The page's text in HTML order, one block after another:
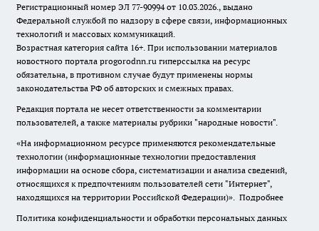
Регистрационный номер ЭЛ 77-90994 от 10.03.2026., выдано
Федеральной службой по надзору в сфере связи, информационных
технологий и массовых коммуникаций.
Возрастная категория сайта 16+. При использовании материалов
новостного портала progorodnn.ru гиперссылка на ресурс
обязательна, в противном случае будут применены нормы
законодательства РФ об авторских и смежных правах.
Редакция портала не несет ответственности за комментарии
пользователей, а также материалы рубрики "народные новости".
«На информационном ресурсе применяются рекомендательные
технологии (информационные технологии предоставления
информации на основе сбора, систематизации и анализа сведений,
относящихся к предпочтениям пользователей сети "Интернет",
находящихся на территории Российской Федерации)». Подробнее
Политика конфиденциальности и обработки персональных данных